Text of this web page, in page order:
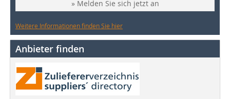
» Melden Sie sich jetzt an
Weitere Informationen finden Sie hier
Anbieter finden